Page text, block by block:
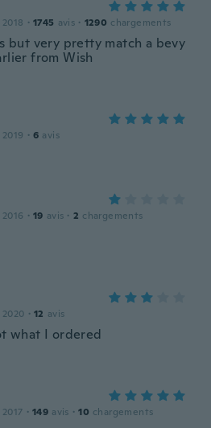
· 1745 avis · 1290 chargements
but very pretty match a bevy
from Wish
· 6 avis
· 19 avis · 2 chargements
· 12 avis
what I ordered
· 149 avis · 10 chargements